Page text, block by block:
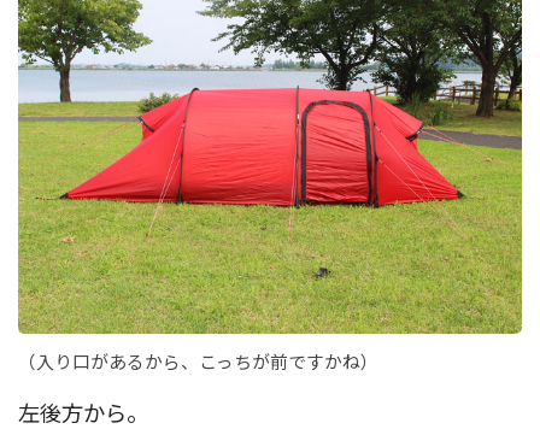
（入り口があるから、こっちが前ですかね）
左後方から。